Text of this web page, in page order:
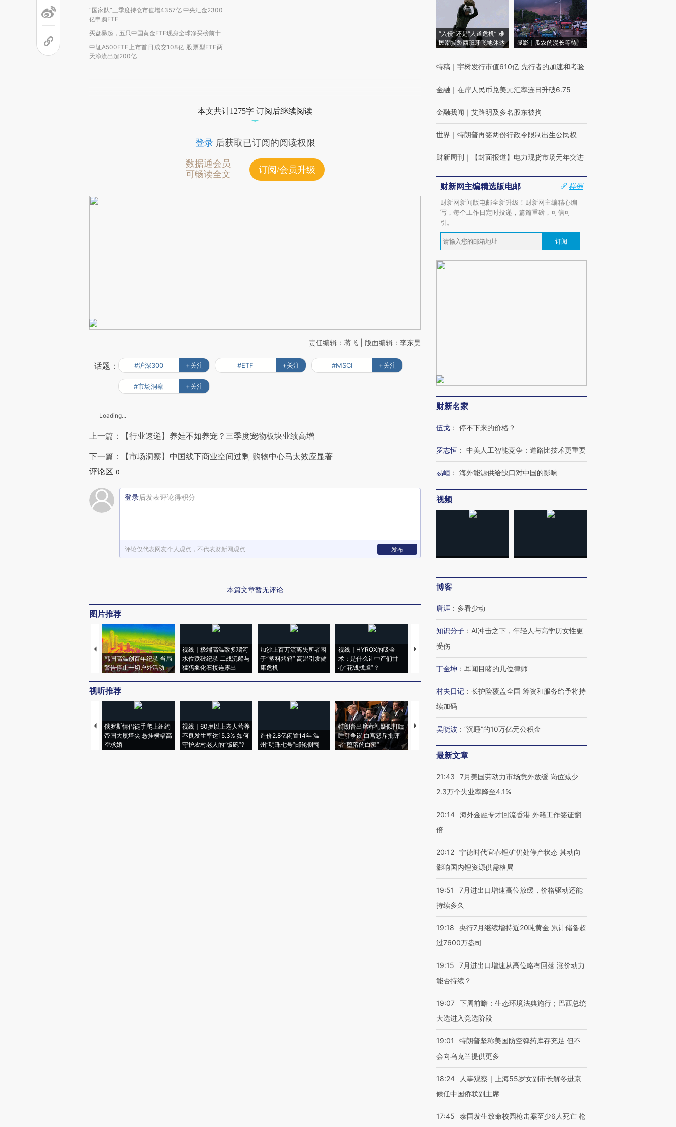
“国家队”三季度持仓市值增4357亿 中央汇金2300
亿申购ETF
买盘暴起，五只中国黄金ETF现身全球净买榜前十
中证A500ETF上市首日成交108亿 股票型ETF两
天净流出超200亿
本文共计1275字 订阅后继续阅读
登录后获取已订阅的阅读权限
数据通会员
可畅读全文
订阅/会员升级
责任编辑：蒋飞 | 版面编辑：李东昊
话题： #沪深300 +关注 #ETF +关注 #MSCI +关注
#市场洞察 +关注
Loading...
上一篇：【行业速递】养娃不如养宠？三季度宠物板块业绩高增
下一篇：【市场洞察】中国线下商业空间过剩 购物中心马太效应显著
评论区 0
登录后发表评论得积分
评论仅代表网友个人观点，不代表财新网观点 发布
本篇文章暂无评论
图片推荐
韩国高温创百年纪录 当局
警告停止一切户外活动
视线｜极端高温致多瑙河
水位跌破纪录 二战沉船与
猛犸象化石接连露出
加沙上百万流离失所者困
于“塑料烤箱” 高温引发健
康危机
视线｜HYROX的吸金
术：是什么让中产们甘
心“花钱找虐”？
马航飞行员跨国走私7万
粒摇头丸 尿检体内含3种
度Z世代 用街头抗争将教
育部长拱下台
机”？难民潮撕裂西班牙
视听推荐
俄罗斯情侣徒手爬上纽约
帝国大厦塔尖 悬挂横幅高
空求婚
视线｜60岁以上老人营养
不良发生率达15.3% 如何
守护农村老人的“饭碗”?
造价2.8亿闲置14年 温
州“明珠七号”邮轮侧翻
特朗普出席葬礼疑似打瞌
睡引争议 白宫怒斥批评
者“堕落的白痴”
视线｜全球最热百城独占
阿根廷3-0阿尔及利亚
警告停止一切户外活动
“入侵”还是“人道危机” 难
民潮撕裂西班牙飞地休达
显影｜瓜农的漫长等待
特稿 ｜ 宇树发行市值610亿 先行者的加速和考验
金融 ｜ 在岸人民币兑美元汇率连日升破6.75
金融我闻 ｜ 艾路明及多名股东被拘
世界 ｜ 特朗普再签两份行政令限制出生公民权
财新周刊 ｜ 【封面报道】电力现货市场元年突进
财新网主编精选版电邮
样例
财新网新闻版电邮全新升级！财新网主编精心编
写，每个工作日定时投递，篇篇重磅，可信可
引。
订阅
财新名家
伍戈 ： 停不下来的价格？
罗志恒 ： 中美人工智能竞争：道路比技术更重要
易峘 ： 海外能源供给缺口对中国的影响
视频
博客
唐涯 ： 多看少动
知识分子 ： AI冲击之下，年轻人与高学历女性更
受伤
丁金坤 ： 耳闻目睹的几位律师
村夫日记 ： 长护险覆盖全国 筹资和服务给予将持
续加码
吴晓波 ： “沉睡”的10万亿元公积金
最新文章
21:43
7月美国劳动力市场意外放缓 岗位减少
2.3万个失业率降至4.1%
20:14 海外金融专才回流香港 外籍工作签证翻
倍
20:12 宁德时代宜春锂矿仍处停产状态 其动向
影响国内锂资源供需格局
19:51
7月进出口增速高位放缓，价格驱动还能
持续多久
19:18
央行7月继续增持近20吨黄金 累计储备超
过7600万盎司
19:15
7月进出口增速从高位略有回落 涨价动力
能否持续？
19:07 下周前瞻：生态环境法典施行；巴西总统
大选进入竞选阶段
19:01
特朗普坚称美国防空弹药库存充足 但不
会向乌克兰提供更多
18:24
人事观察｜上海55岁女副市长解冬进京
候任中国侨联副主席
17:45 泰国发生致命校园枪击案至少6人死亡 枪